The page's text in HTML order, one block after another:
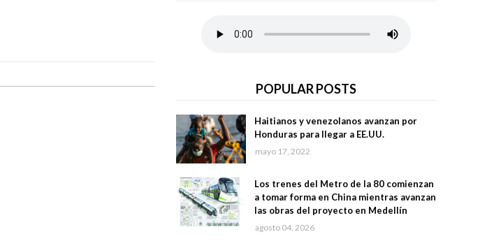
POPULAR POSTS
Haitianos y venezolanos avanzan por
Honduras para llegar a EE.UU.
mayo 17, 2022
Los trenes del Metro de la 80 comienzan
a tomar forma en China mientras avanzan
las obras del proyecto en Medellín
agosto 04, 2026